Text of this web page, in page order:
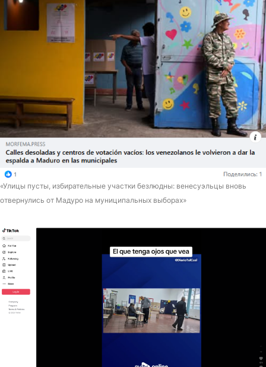
«Улицы пусты, избирательные участки безлюдны: венесуэльцы вновь
отвернулись от Мадуро на муниципальных выборах»